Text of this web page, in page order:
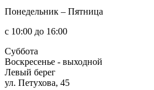
Понедельник – Пятница
с 10:00 до 16:00
Суббота
Воскресенье - выходной
Левый берег
ул. Петухова, 45